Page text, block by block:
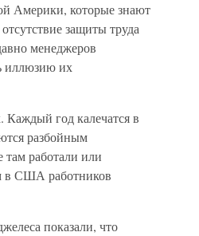
Америки, которые знают
защиты труда
менеджеров
иллюзию их
Каждый год калечатся в
разбойным
работали или
в США работников
показали, что